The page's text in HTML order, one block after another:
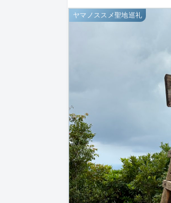
ヤマノススメ聖地巡礼